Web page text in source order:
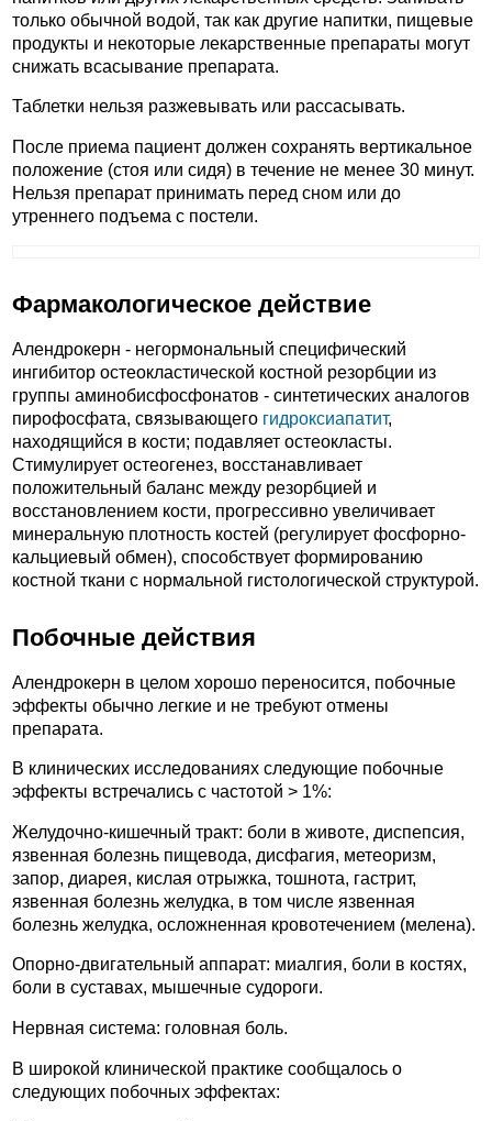
только обычной водой, так как другие напитки, пищевые
продукты и некоторые лекарственные препараты могут
снижать всасывание препарата.
Таблетки нельзя разжевывать или рассасывать.
После приема пациент должен сохранять вертикальное
положение (стоя или сидя) в течение не менее 30 минут.
Нельзя препарат принимать перед сном или до
утреннего подъема с постели.
Фармакологическое действие
Алендрокерн - негормональный специфический
ингибитор остеокластической костной резорбции из
группы аминобисфосфонатов - синтетических аналогов
пирофосфата, связывающего гидроксиапатит,
находящийся в кости; подавляет остеокласты.
Стимулирует остеогенез, восстанавливает
положительный баланс между резорбцией и
восстановлением кости, прогрессивно увеличивает
минеральную плотность костей (регулирует фосфорно-
кальциевый обмен), способствует формированию
костной ткани с нормальной гистологической структурой.
Побочные действия
Алендрокерн в целом хорошо переносится, побочные
эффекты обычно легкие и не требуют отмены
препарата.
В клинических исследованиях следующие побочные
эффекты встречались с частотой > 1%:
Желудочно-кишечный тракт: боли в животе, диспепсия,
язвенная болезнь пищевода, дисфагия, метеоризм,
запор, диарея, кислая отрыжка, тошнота, гастрит,
язвенная болезнь желудка, в том числе язвенная
болезнь желудка, осложненная кровотечением (мелена).
Опорно-двигательный аппарат: миалгия, боли в костях,
боли в суставах, мышечные судороги.
Нервная система: головная боль.
В широкой клинической практике сообщалось о
следующих побочных эффектах: